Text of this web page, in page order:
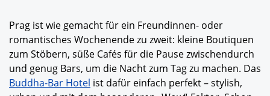
Prag ist wie gemacht für ein Freundinnen- oder
romantisches Wochenende zu zweit: kleine Boutiquen
zum Stöbern, süße Cafés für die Pause zwischendurch
und genug Bars, um die Nacht zum Tag zu machen. Das
Buddha-Bar Hotel ist dafür einfach perfekt – stylish,